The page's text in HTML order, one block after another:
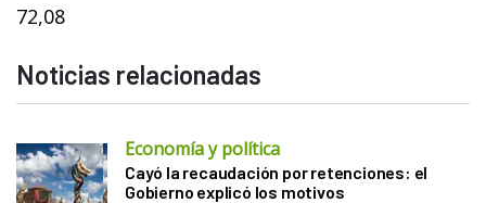
72,08
Noticias relacionadas
Economía y política
Cayó la recaudación por retenciones: el
Gobierno explicó los motivos